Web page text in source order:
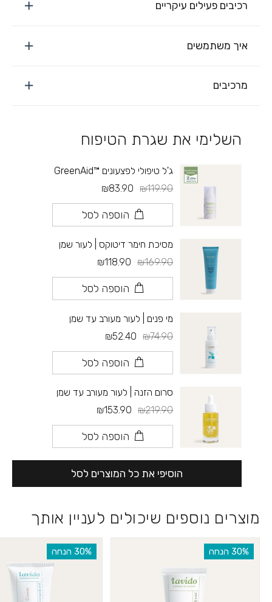
רכיבים פעילים עיקריים
איך משתמשים
מרכיבים
השלימי את שגרת הטיפוח
ג'ל טיפולי לפצעונים ™GreenAid
₪119.90
₪83.90
הוספה לסל
מסיכת חימר דיטוקס | לעור שמן
₪169.90
₪118.90
הוספה לסל
מי פנים | לעור מעורב עד שמן
₪74.90
₪52.40
הוספה לסל
סרום הזנה | לעור מעורב עד שמן
₪219.90
₪153.90
הוספה לסל
הוסיפי את כל המוצרים לסל
מוצרים נוספים שיכולים לעניין אותך
‫30% הנחה ‫30% הנחה